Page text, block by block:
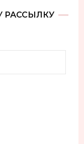
РАССЫЛКУ